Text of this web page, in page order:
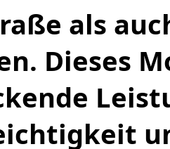
als
Dieses